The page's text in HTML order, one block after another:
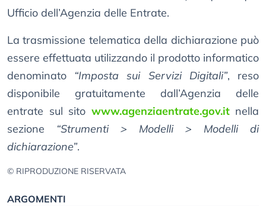
Ufficio dell’Agenzia delle Entrate.
La trasmissione telematica della dichiarazione può
essere effettuata utilizzando il prodotto informatico
denominato “Imposta sui Servizi Digitali”, reso
disponibile gratuitamente dall’Agenzia delle
entrate sul sito www.agenziaentrate.gov.itnella
sezione “Strumenti > Modelli > Modelli di
dichiarazione”.
© RIPRODUZIONE RISERVATA
ARGOMENTI